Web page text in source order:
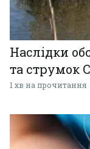
Наслідки
та струмок
1 хв на прочитання